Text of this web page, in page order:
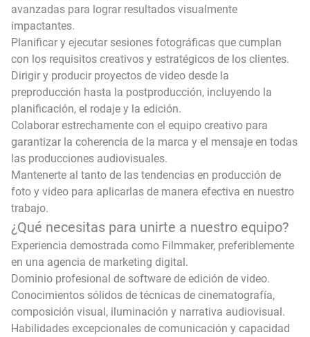
avanzadas para lograr resultados visualmente
impactantes.
Planificar y ejecutar sesiones fotográficas que cumplan
con los requisitos creativos y estratégicos de los clientes.
Dirigir y producir proyectos de video desde la
preproducción hasta la postproducción, incluyendo la
planificación, el rodaje y la edición.
Colaborar estrechamente con el equipo creativo para
garantizar la coherencia de la marca y el mensaje en todas
las producciones audiovisuales.
Mantenerte al tanto de las tendencias en producción de
foto y video para aplicarlas de manera efectiva en nuestro
trabajo.
¿Qué necesitas para unirte a nuestro equipo?
Experiencia demostrada como Filmmaker, preferiblemente
en una agencia de marketing digital.
Dominio profesional de software de edición de video.
Conocimientos sólidos de técnicas de cinematografía,
composición visual, iluminación y narrativa audiovisual.
Habilidades excepcionales de comunicación y capacidad